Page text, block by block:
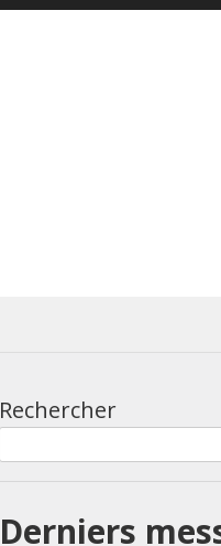
Rechercher
Derniers